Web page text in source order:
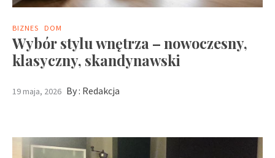
BIZNES DOM
Wybór stylu wnętrza – nowoczesny,
klasyczny, skandynawski
19 maja, 2026 By : Redakcja